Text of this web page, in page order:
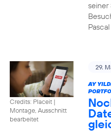
seiner
Credits: Placeit |
Montage, Ausschnitt
bearbeitet
29.
AY